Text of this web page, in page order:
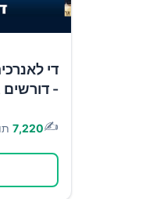
די
- דורשים
✍️
7,220